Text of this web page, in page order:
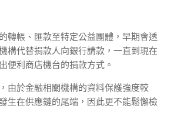
轉帳、匯款至特定公益團體，早期會透
構代替捐款人向銀行請款，一直到現在
便利商店機台的捐款方式。
由於金融相關機構的資料保護強度較
生在供應鏈的尾端，因此更不能鬆懈檢